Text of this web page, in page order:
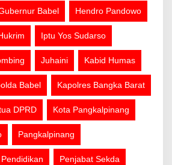
Babel Hendro Pandowo
Iptu Yos Sudarso
Juhaini Kabid Humas
Babel Kapolres Bangka Barat
DPRD Kota Pangkalpinang
Pangkalpinang
Pendidikan Penjabat Sekda